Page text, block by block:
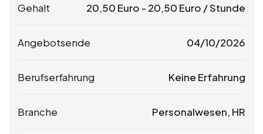
Gehalt 20,50 Euro - 20,50 Euro / Stunde
Angebotsende 04/10/2026
Berufserfahrung Keine Erfahrung
Branche Personalwesen, HR